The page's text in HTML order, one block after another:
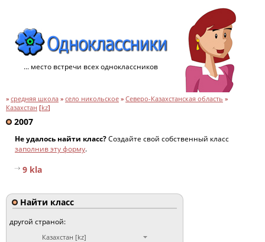
... место встречи всех одноклассников
» средняя школа » село никольское » Северо-Казахстанская область »
Казахстан [kz]
2007
Не удалось найти класс?Создайте свой собственный класс
заполнив эту форму.
9 kla
Найти класс
другой страной:
Казахстан [kz]